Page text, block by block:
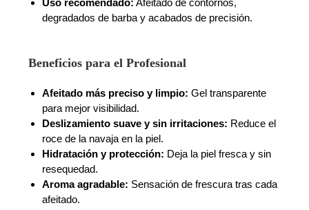
Uso recomendado: Afeitado de contornos,
degradados de barba y acabados de precisión.
Beneficios para el Profesional
Afeitado más preciso y limpio: Gel transparente
para mejor visibilidad.
Deslizamiento suave y sin irritaciones: Reduce el
roce de la navaja en la piel.
Hidratación y protección: Deja la piel fresca y sin
resequedad.
Aroma agradable: Sensación de frescura tras cada
afeitado.